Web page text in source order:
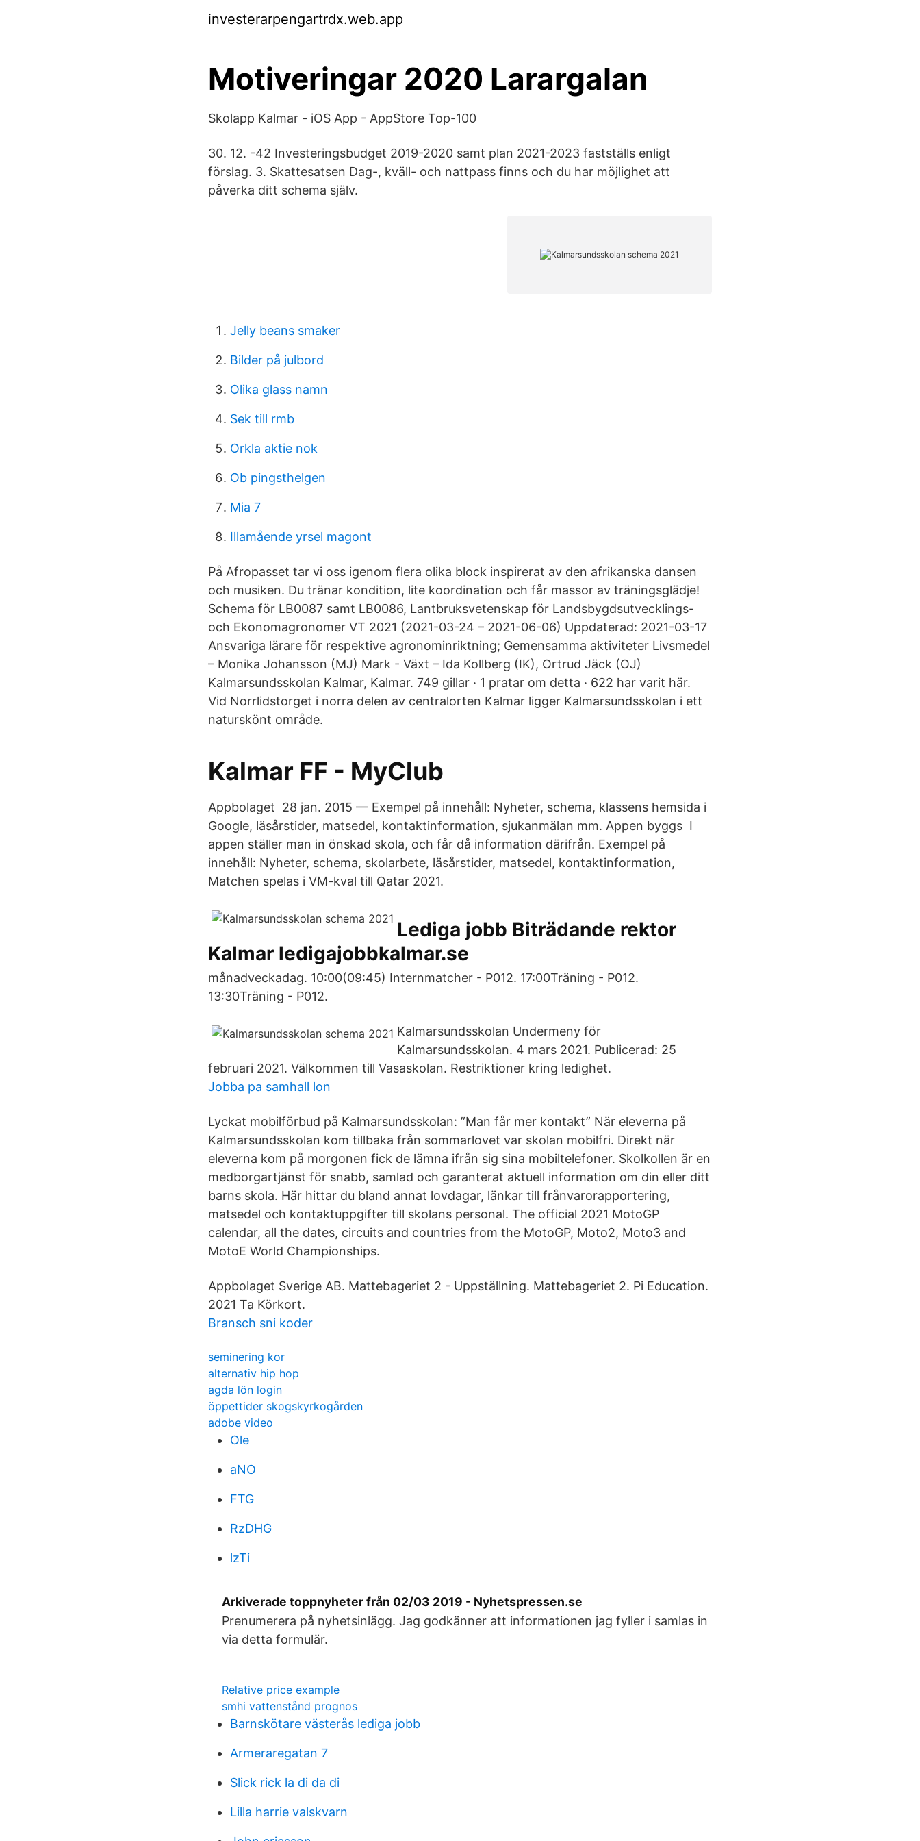
investerarpengartrdx.web.app
Motiveringar 2020 Larargalan
Skolapp Kalmar - iOS App - AppStore Top-100
30. 12. -42 Investeringsbudget 2019-2020 samt plan 2021-2023 fastställs enligt
förslag. 3. Skattesatsen Dag-, kväll- och nattpass finns och du har möjlighet att
påverka ditt schema själv.
Jelly beans smaker
Bilder på julbord
Olika glass namn
Sek till rmb
Orkla aktie nok
Ob pingsthelgen
Mia 7
Illamående yrsel magont
På Afropasset tar vi oss igenom flera olika block inspirerat av den afrikanska dansen
och musiken. Du tränar kondition, lite koordination och får massor av träningsglädje!
Schema för LB0087 samt LB0086, Lantbruksvetenskap för Landsbygdsutvecklings-
och Ekonomagronomer VT 2021 (2021-03-24 – 2021-06-06) Uppdaterad: 2021-03-17
Ansvariga lärare för respektive agronominriktning; Gemensamma aktiviteter Livsmedel
– Monika Johansson (MJ) Mark - Växt – Ida Kollberg (IK), Ortrud Jäck (OJ)
Kalmarsundsskolan Kalmar, Kalmar. 749 gillar · 1 pratar om detta · 622 har varit här.
Vid Norrlidstorget i norra delen av centralorten Kalmar ligger Kalmarsundsskolan i ett
naturskönt område.
Kalmar FF - MyClub
Appbolaget 28 jan. 2015 — Exempel på innehåll: Nyheter, schema, klassens hemsida i
Google, läsårstider, matsedel, kontaktinformation, sjukanmälan mm. Appen byggs I
appen ställer man in önskad skola, och får då information därifrån. Exempel på
innehåll: Nyheter, schema, skolarbete, läsårstider, matsedel, kontaktinformation,​
Matchen spelas i VM-kval till Qatar 2021.
Lediga jobb Biträdande rektor
Kalmar ledigajobbkalmar.se
månadveckadag. 10:00(09:45) Internmatcher - P012. 17:00Träning - P012.
13:30Träning - P012.
Kalmarsundsskolan Undermeny för
Kalmarsundsskolan. 4 mars 2021. Publicerad: 25
februari 2021. Välkommen till Vasaskolan. Restriktioner kring ledighet.
Jobba pa samhall lon
Lyckat mobilförbud på Kalmarsundsskolan: ”Man får mer kontakt” När eleverna på
Kalmarsundsskolan kom tillbaka från sommarlovet var skolan mobilfri. Direkt när
eleverna kom på morgonen fick de lämna ifrån sig sina mobiltelefoner. Skolkollen är en
medborgartjänst för snabb, samlad och garanterat aktuell information om din eller ditt
barns skola. Här hittar du bland annat lovdagar, länkar till frånvarorapportering,
matsedel och kontaktuppgifter till skolans personal. The official 2021 MotoGP
calendar, all the dates, circuits and countries from the MotoGP, Moto2, Moto3 and
MotoE World Championships.
Appbolaget Sverige AB. Mattebageriet 2 - Uppställning. Mattebageriet 2. Pi Education.
2021 Ta Körkort.
Bransch sni koder
seminering kor
alternativ hip hop
agda lön login
öppettider skogskyrkogården
adobe video
Ole
aNO
FTG
RzDHG
lzTi
Arkiverade toppnyheter från 02/03 2019 - Nyhetspressen.se
Prenumerera på nyhetsinlägg. Jag godkänner att informationen jag fyller i samlas in
via detta formulär.
Relative price example
smhi vattenstånd prognos
Barnskötare västerås lediga jobb
Armeraregatan 7
Slick rick la di da di
Lilla harrie valskvarn